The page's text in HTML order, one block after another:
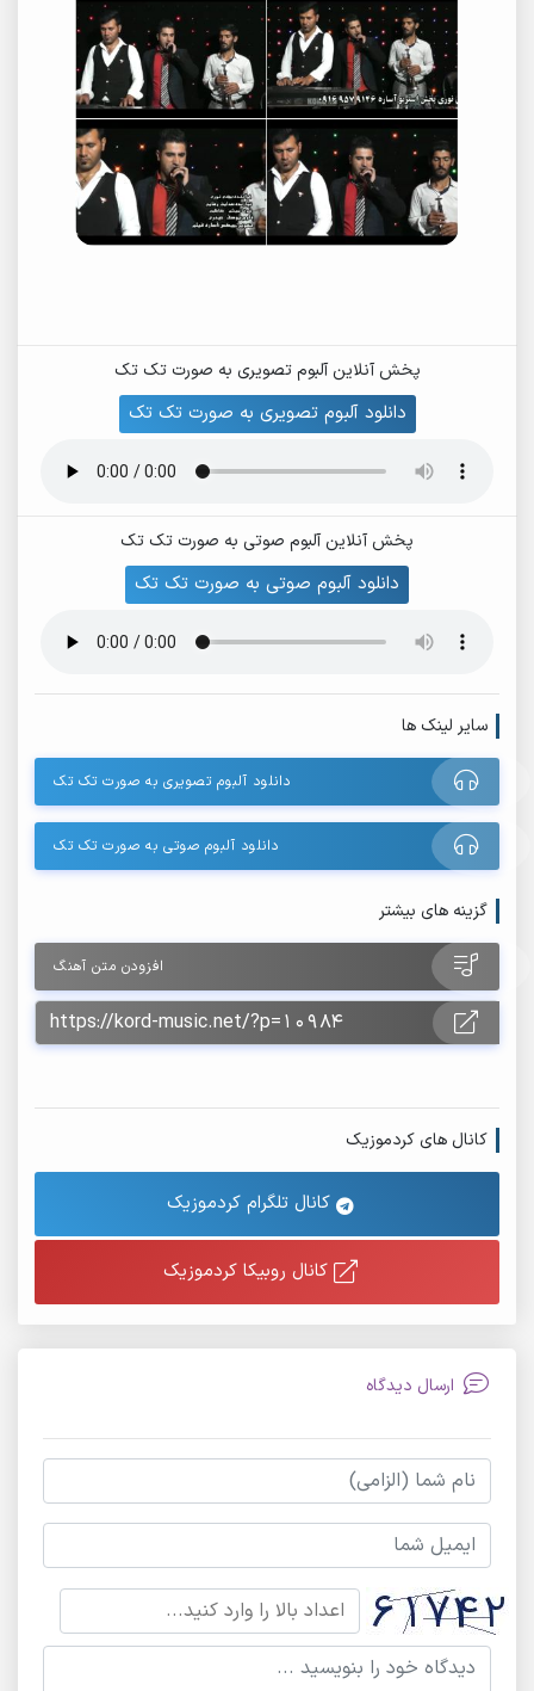
پخش آنلاین آلبوم تصویری به صورت تک تک
دانلود آلبوم تصویری به صورت تک تک
پخش آنلاین آلبوم صوتی به صورت تک تک
دانلود آلبوم صوتی به صورت تک تک
سایر لینک ها
دانلود آلبوم تصویری به صورت تک تک
دانلود آلبوم صوتی به صورت تک تک
گزینه های بیشتر
افزودن متن آهنگ
کانال های کردموزیک
کانال تلگرام کردموزیک
کانال روبیکا کردموزیک
ارسال دیدگاه